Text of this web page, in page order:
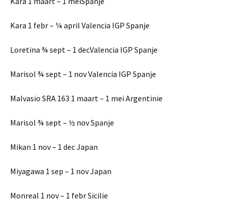
Kara 1 febr – ¼ april Valencia IGP Spanje
Loretina ¾ sept – 1 decValencia IGP Spanje
Marisol ¾ sept – 1 nov Valencia IGP Spanje
Malvasio SRA 163 1 maart – 1 mei Argentinie
Marisol ¾ sept – ½ nov Spanje
Mikan 1 nov – 1 dec Japan
Miyagawa 1 sep – 1 nov Japan
Monreal 1 nov – 1 febr Sicilie